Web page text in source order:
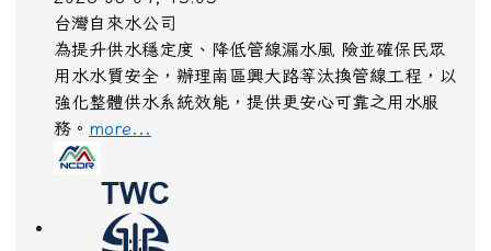
停水
2026-08-09, 12:47
台灣自來水公司
為提升供水穩定度、降低管線漏水風險並確保民眾用